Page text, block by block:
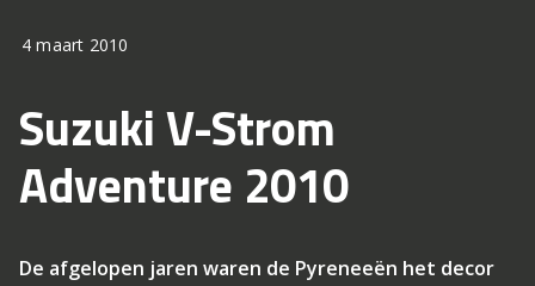
4 maart 2010
Suzuki V-Strom
Adventure 2010
De afgelopen jaren waren de Pyreneeën het decor